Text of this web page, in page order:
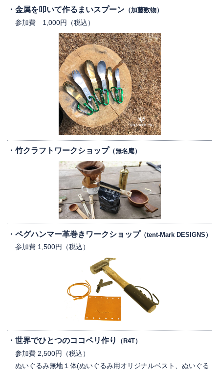
金属を叩いて作るまいスプーン （加藤数物）
参加費 1,000円（税込）
竹クラフトワークショップ （無名庵）
ペグハンマー革巻きワークショップ（tent-Mark DESIGNS）
参加費 1,500円（税込）
世界でひとつのココペリ作り （R4T）
参加費 2,500円（税込）
ぬいぐるみ無地１体(ぬいぐるみ用オリジナルベスト、ぬいぐる